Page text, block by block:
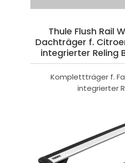
Thule Flush Rail
Dachträger f.
integrierter Reling
Komplettträger f.
integrierter